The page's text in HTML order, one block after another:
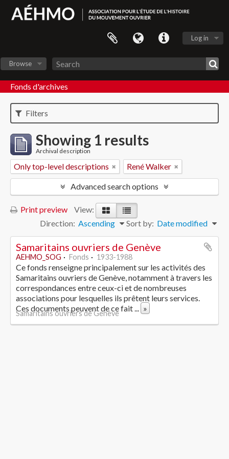
Log in
Browse
Fonds d'archives
Filters
Showing 1 results
Archival description
Only top-level descriptions René Walker
Advanced search options
Print preview
View:
Sort by: Date modified
Direction: Ascending
Samaritains ouvriers de Genève
AEHMO_SOG Fonds 1933-1988
Ce fonds renseigne principalement sur les activités des
Samaritains ouvriers de Genève, notamment à travers les
correspondances entre ceux-ci et de nombreuses
associations pour lesquelles ils prêtent leurs services.
Ces documents peuvent de ce fait... »
Samaritains ouvriers de Genève